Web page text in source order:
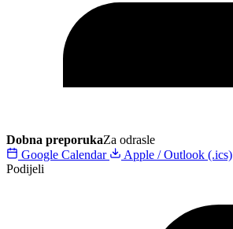
Dobna preporukaZa odrasle
Google Calendar
Apple / Outlook (.ics)
Podijeli